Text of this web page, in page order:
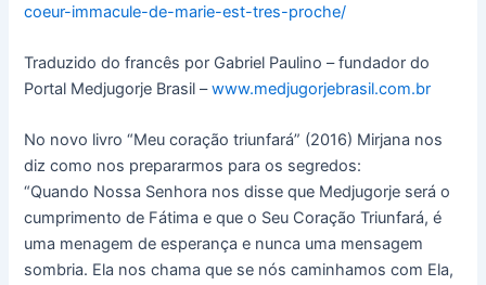
coeur-immacule-de-marie-est-tres-proche/
Traduzido do francês por Gabriel Paulino – fundador do
Portal Medjugorje Brasil –www.medjugorjebrasil.com.br
No novo livro “Meu coração triunfará” (2016) Mirjana nos
diz como nos prepararmos para os segredos:
“Quando Nossa Senhora nos disse que Medjugorje será o
cumprimento de Fátima e que o Seu Coração Triunfará, é
uma menagem de esperança e nunca uma mensagem
sombria. Ela nos chama que se nós caminhamos com Ela,